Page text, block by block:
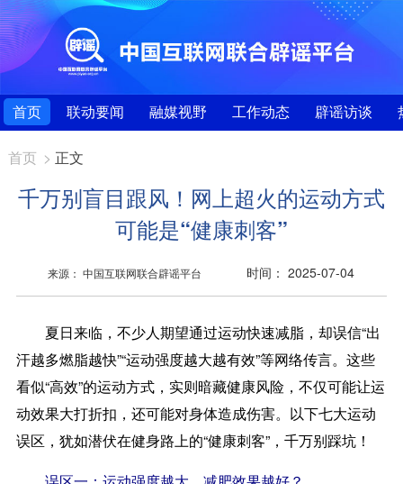
首页 联动要闻 融媒视野 工作动态 辟谣访谈
首页 > 正文
千万别盲目跟风！网上超火的运动方式
可能是“健康刺客”
来源： 中国互联网联合辟谣平台 时间： 2025-07-04
夏日来临，不少人期望通过运动快速减脂，却误信“出
汗越多燃脂越快”“运动强度越大越有效”等网络传言。这些
看似“高效”的运动方式，实则暗藏健康风险，不仅可能让运
动效果大打折扣，还可能对身体造成伤害。以下七大运动
误区，犹如潜伏在健身路上的“健康刺客”，千万别踩坑！